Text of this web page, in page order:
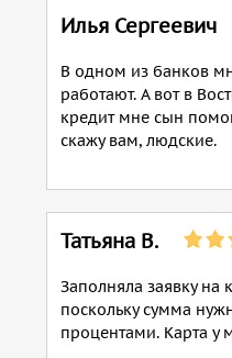
Илья Сергеевич
В одном из банков
работают. А вот в
кредит мне сын
скажу вам, людские.
Татьяна В.
Заполняла заявку
поскольку сумма
процентами. Карта у